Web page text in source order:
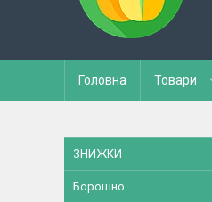
Головна Товари
ЗНИЖКИ
Борошно